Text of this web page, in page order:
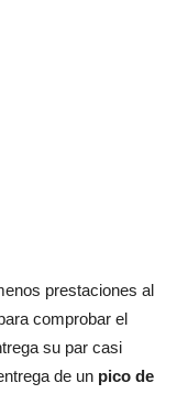
prestaciones al
comprobar el
su par casi
de un pico de